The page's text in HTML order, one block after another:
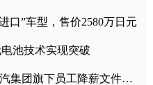
口”车型，售价2580万日元
池技术实现突破
首个宣布降薪的大型车企，上汽集团旗下员工降薪文件曝光